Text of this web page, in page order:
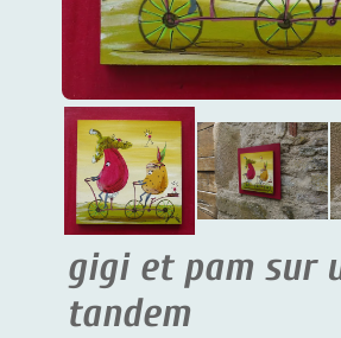
gigi et pam sur
tandem